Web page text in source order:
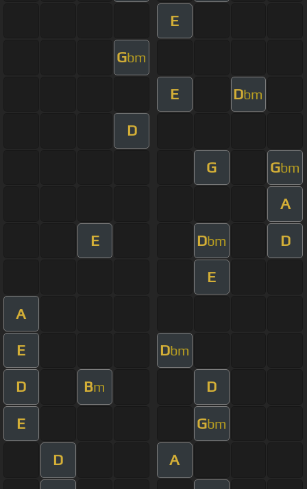
E
Gbm
E Dbm
D
G Gbm
A
E Dbm D
E
A
E Dbm
D Bm D
E Gbm
D A